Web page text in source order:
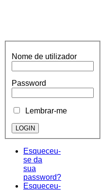
Nome de utilizador
Password
Lembrar-me
Esqueceu-
se da
sua
password?
Esqueceu-